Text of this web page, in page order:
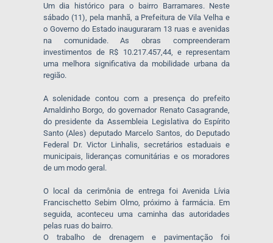
Um dia histórico para o bairro Barramares. Neste
sábado (11), pela manhã, a Prefeitura de Vila Velha e
o Governo do Estado inauguraram 13 ruas e avenidas
na comunidade. As obras compreenderam
investimentos de R$ 10.217.457,44, e representam
uma melhora significativa da mobilidade urbana da
região.
A solenidade contou com a presença do prefeito
Arnaldinho Borgo, do governador Renato Casagrande,
do presidente da Assembleia Legislativa do Espírito
Santo (Ales) deputado Marcelo Santos, do Deputado
Federal Dr. Victor Linhalis, secretários estaduais e
municipais, lideranças comunitárias e os moradores
de um modo geral.
O local da cerimônia de entrega foi Avenida Lívia
Francischetto Sebim Olmo, próximo à farmácia. Em
seguida, aconteceu uma caminha das autoridades
pelas ruas do bairro.
O trabalho de drenagem e pavimentação foi